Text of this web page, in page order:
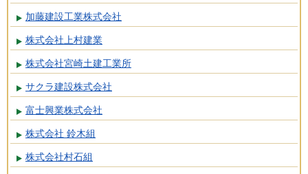
加藤建設工業株式会社
株式会社上村建業
株式会社宮崎土建工業所
サクラ建設株式会社
富士興業株式会社
株式会社 鈴木組
株式会社村石組